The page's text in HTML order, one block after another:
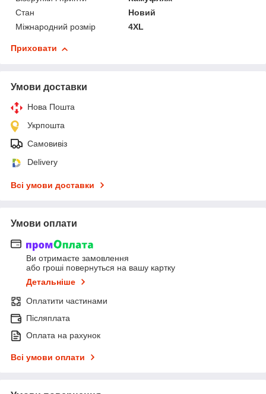
Стан
Новий
Міжнародний розмір
4XL
Приховати
Умови доставки
Нова Пошта
Укрпошта
Самовивіз
Delivery
Всі умови доставки
Умови оплати
Ви отримаєте замовлення
або гроші повернуться на вашу картку
Детальніше
Оплатити частинами
Післяплата
Оплата на рахунок
Всі умови оплати